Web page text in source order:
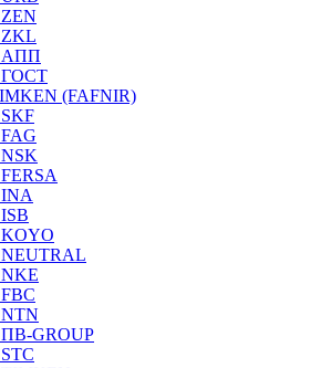
АПП
ГОСТ
(FAFNIR)
GROUP